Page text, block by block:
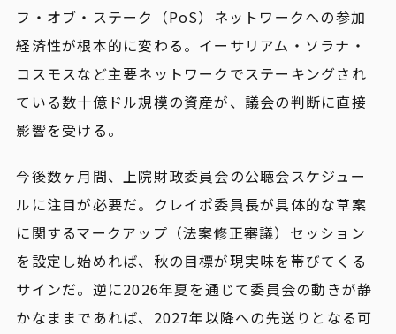
フ・オブ・ステーク（PoS）ネットワークへの参加
経済性が根本的に変わる。イーサリアム・ソラナ・
コスモスなど主要ネットワークでステーキングされ
ている数十億ドル規模の資産が、議会の判断に直接
影響を受ける。
今後数ヶ月間、上院財政委員会の公聴会スケジュー
ルに注目が必要だ。クレイポ委員長が具体的な草案
に関するマークアップ（法案修正審議）セッション
を設定し始めれば、秋の目標が現実味を帯びてくる
サインだ。逆に2026年夏を通じて委員会の動きが静
かなままであれば、2027年以降への先送りとなる可